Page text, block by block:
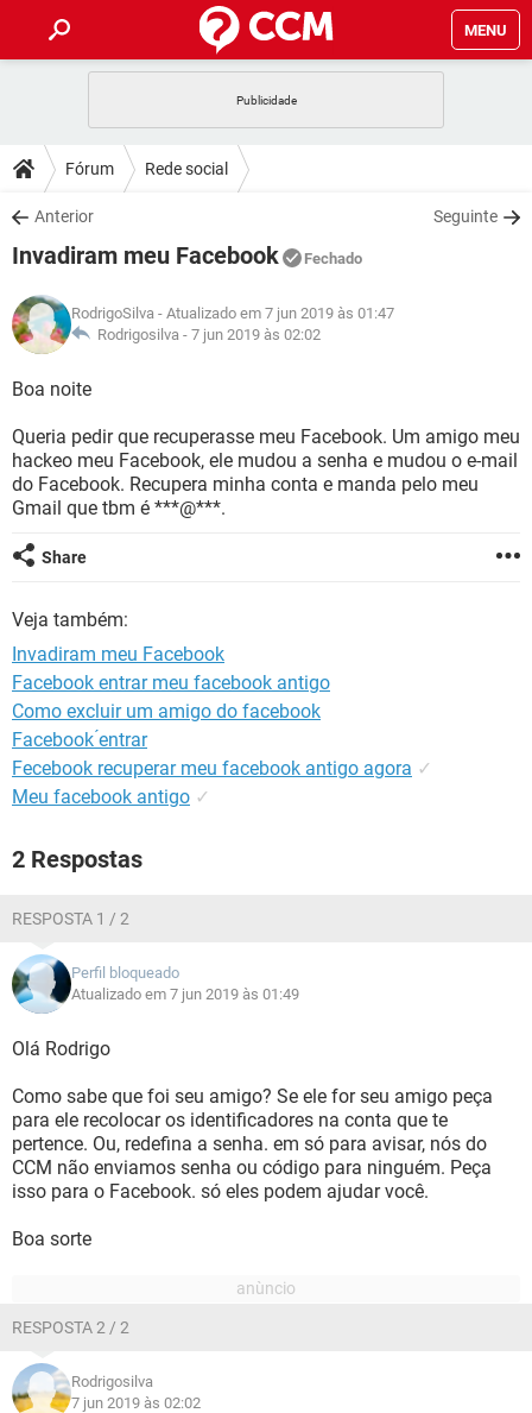
MENU
CELULAR
OUTLOOK
INSTAGRAM GMAIL
GUIA DE COMPRAS
DICAS
JOGOS
INSTAGRAM GMAIL
GUIA DE COMPRAS
DOWNLOADS
JOGOS WHATSAPP
CELULAR
OUTLOOK EXCEL
INSTAGRAM
JOGOS WHATSAPP
CELULAR
OUTLOOK
INSTAGRAM GMAIL
GUIA DE COMPRAS
GLOSSÁRIO
OUTLOOK EXCEL
INSTAGRAM
GUIA DE COMPRAS
Fórum Rede social
Anterior Seguinte
Invadiram meu Facebook Fechado
RodrigoSilva - Atualizado em 7 jun 2019 às 01:47
Rodrigosilva - 7 jun 2019 às 02:02
Boa noite
Queria pedir que recuperasse meu Facebook. Um amigo meu
hackeo meu Facebook, ele mudou a senha e mudou o e-mail
do Facebook. Recupera minha conta e manda pelo meu
Gmail que tbm é ***@***.
Share
Veja também:
Invadiram meu Facebook
Facebook entrar meu facebook antigo
Como excluir um amigo do facebook
Facebook ́entrar
Fecebook recuperar meu facebook antigo agora ✓
Meu facebook antigo ✓
2 Respostas
RESPOSTA 1 / 2
Perfil bloqueado
Atualizado em 7 jun 2019 às 01:49
Olá Rodrigo
Como sabe que foi seu amigo? Se ele for seu amigo peça
para ele recolocar os identificadores na conta que te
pertence. Ou, redefina a senha. em só para avisar, nós do
CCM não enviamos senha ou código para ninguém. Peça
isso para o Facebook. só eles podem ajudar você.
Boa sorte
RESPOSTA 2 / 2
Rodrigosilva
7 jun 2019 às 02:02